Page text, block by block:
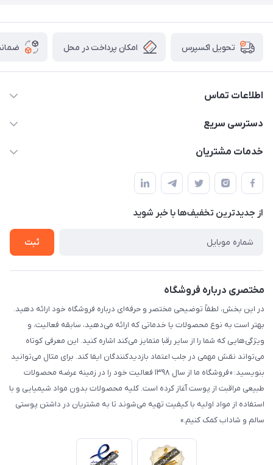
تحویل اکسپرس امکان پرداخت در محل
اطلاعات تماس
09332394024-09120346631
دسترسی سریع
حساب کاربری
لیست محصولات
درباره ما
خدمات مشتریان
قوانین و مقررات
حریم خصوصی
راهنما
از جدید‌ترین تخفیف‌ها با‌ خبر شوید
ثبت
مختصری درباره فروشگاه
در این بخش، لطفاً توضیحی مختصر و حرفه‌ای درباره فروشگاه خود ارائه دهید.
بهتر است به نوع محصولات یا خدماتی که ارائه می‌دهید، سابقه فعالیت، و
ویژگی‌هایی که شما را از سایر رقبا متمایز می‌کند اشاره کنید. این معرفی کوتاه
می‌تواند نقش مهمی در جلب اعتماد بازدیدکنندگان ایفا کند. برای مثال می‌توانید
بنویسید: «فروشگاه ما از سال ۱۳۹۸ فعالیت خود را در زمینه عرضه محصولات
طبیعی مراقبت از پوست آغاز کرده است. کلیه محصولات بدون مواد شیمیایی و با
استفاده از مواد اولیه با کیفیت تهیه می‌شوند تا به مشتریان در داشتن پوستی
سالم و شاداب کمک کنیم.»